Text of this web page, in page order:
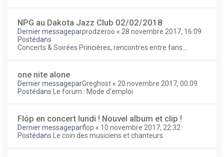
NPG au Dakota Jazz Club 02/02/2018
Dernier messageparprodzeroo « 28 novembre 2017, 16:09
Postédans
Concerts & Soirées Princières, rencontres entre fans...
one nite alone
Dernier messageparGreghost « 20 novembre 2017, 00:09
Postédans
Le forum : Mode d'emploi
Flóp en concert lundi ! Nouvel album et clip !
Dernier messageparflop « 10 novembre 2017, 22:32
Postédans
Le coin des musiciens et chanteurs